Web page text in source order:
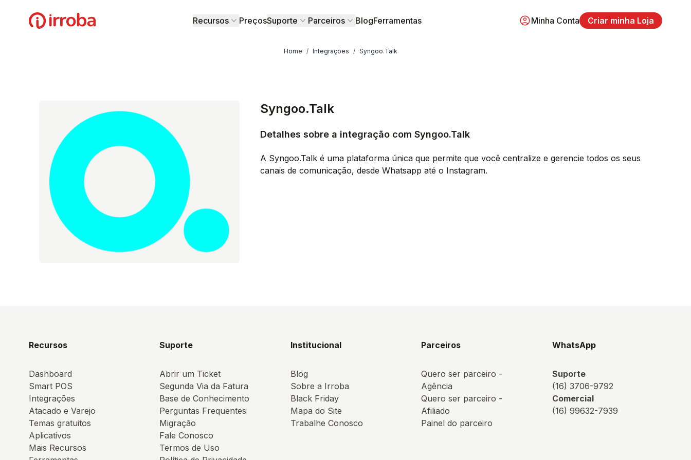
Irroba Recursos PreçosSuporte Parceiros BlogFerramentas Minha Conta Criar minha Loja
Home / Integrações / Syngoo.Talk
Syngoo.Talk
Detalhes sobre a integração com Syngoo.Talk
A Syngoo.Talk é uma plataforma única que permite que você centralize e gerencie todos os seus
canais de comunicação, desde Whatsapp até o Instagram.
Recursos
Dashboard
Smart POS
Integrações
Atacado e Varejo
Temas gratuitos
Aplicativos
Mais Recursos
Suporte
Abrir um Ticket
Segunda Via da Fatura
Base de Conhecimento
Perguntas Frequentes
Migração
Fale Conosco
Termos de Uso
Institucional
Blog
Sobre a Irroba
Black Friday
Mapa do Site
Trabalhe Conosco
Parceiros
Quero ser parceiro -
Agência
Quero ser parceiro -
Afiliado
Painel do parceiro
WhatsApp
Suporte
(16) 3706-9792
Comercial
(16) 99632-7939